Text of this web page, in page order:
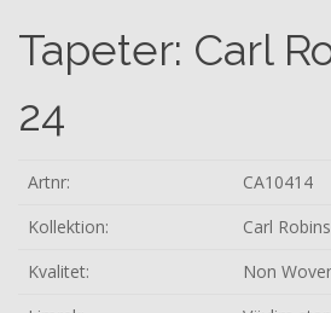
Tapeter: Carl
24
Artnr:
CA10414
Kollektion:
Carl
Kvalitet:
Non